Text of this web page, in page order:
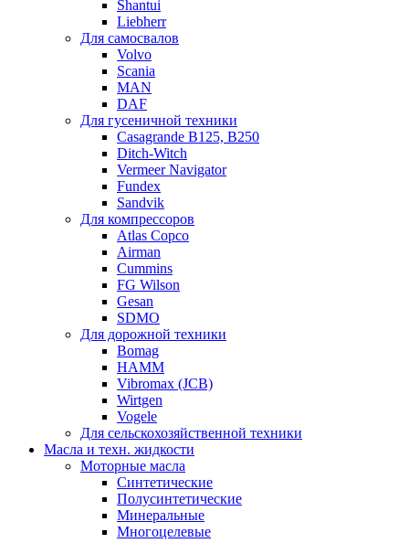
Shantui
Liebherr
Для самосвалов
Volvo
Scania
MAN
DAF
Для гусеничной техники
Casagrande B125, B250
Ditch-Witch
Vermeer Navigator
Fundex
Sandvik
Для компрессоров
Atlas Copco
Airman
Cummins
FG Wilson
Gesan
SDMO
Для дорожной техники
Bomag
HAMM
Vibromax (JCB)
Wirtgen
Vogele
Для сельскохозяйственной техники
Масла и техн. жидкости
Моторные масла
Синтетические
Полусинтетические
Минеральные
Многоцелевые